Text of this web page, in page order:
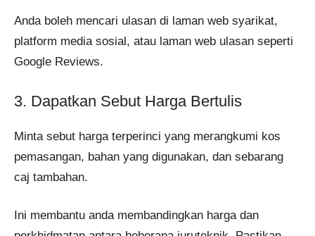
Anda boleh mencari ulasan di laman web syarikat,
platform media sosial, atau laman web ulasan seperti
Google Reviews.
3. Dapatkan Sebut Harga Bertulis
Minta sebut harga terperinci yang merangkumi kos
pemasangan, bahan yang digunakan, dan sebarang
caj tambahan.
Ini membantu anda membandingkan harga dan